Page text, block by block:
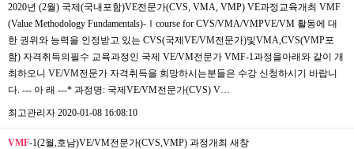
2020년 (2월) 국제(국내포함)VE전문가(CVS, VMA, VMP) VE과정교육개최 VMF
(Value Methodology Fundamentals)-Ⅰcourse for CVS/VMA/VMPVE/VM 활동에 대
한 권위와 능력을 인정받고 있는 CVS(국제VE/VM전문가)및VMA,CVS(VMP포
함) 자격취득의필수 교육과정인 국제 VE/VM전문가 VMF-1과정을아래와 같이 개
최하오니 VE/VM전문가 자격취득을 희망하시는분들은 수강 신청하시기 바랍니
다. --- 아 래 ---* 과정명: 국제VE/VM전문가(CVS) V…
최고관리자 2020-01-08 16:08:10
VMF-1(2월,호남)VE/VM전문가(CVS,VMP) 과정개최 새창